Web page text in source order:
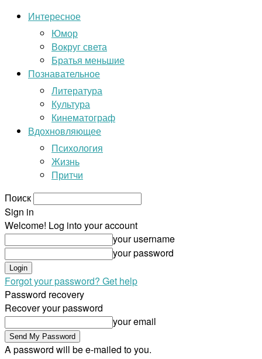
Интересное
Юмор
Вокруг света
Братья меньшие
Познавательное
Литература
Культура
Кинематограф
Вдохновляющее
Психология
Жизнь
Притчи
Поиск
Sign in
Welcome! Log into your account
your username
your password
Forgot your password? Get help
Password recovery
Recover your password
your email
A password will be e-mailed to you.